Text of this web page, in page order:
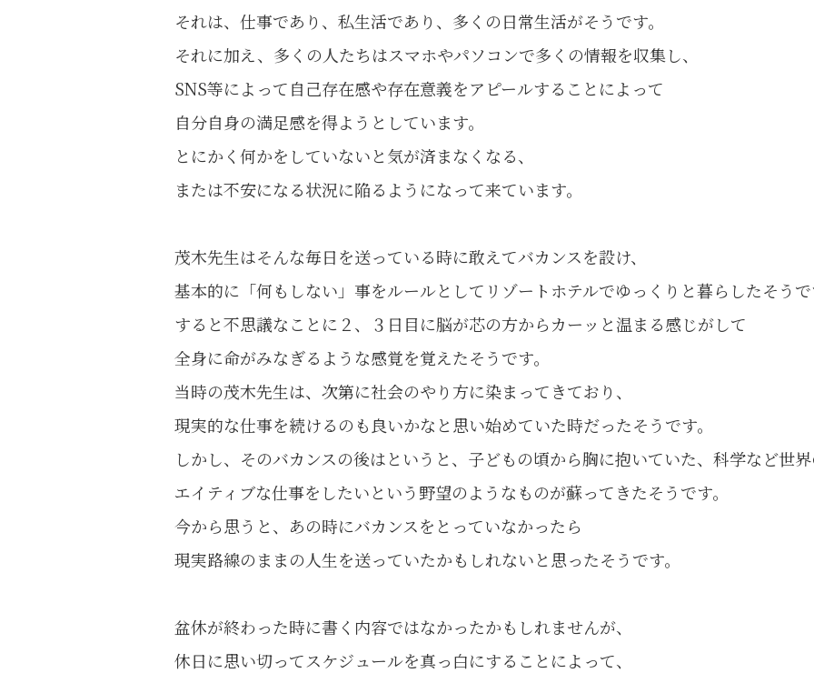
それは、仕事であり、私生活であり、多くの日常生活がそうです。
それに加え、多くの人たちはスマホやパソコンで多くの情報を収集し、
SNS等によって自己存在感や存在意義をアピールすることによって
自分自身の満足感を得ようとしています。
とにかく何かをしていないと気が済まなくなる、
または不安になる状況に陥るようになって来ています。
茂木先生はそんな毎日を送っている時に敢えてバカンスを設け、
基本的に「何もしない」事をルールとしてリゾートホテルでゆっくりと暮らしたそう
すると不思議なことに２、３日目に脳が芯の方からカーッと温まる感じがして
全身に命がみなぎるような感覚を覚えたそうです。
当時の茂木先生は、次第に社会のやり方に染まってきており、
現実的な仕事を続けるのも良いかなと思い始めていた時だったそうです。
しかし、そのバカンスの後はというと、子どもの頃から胸に抱いていた、科学など世
エイティブな仕事をしたいという野望のようなものが蘇ってきたそうです。
今から思うと、あの時にバカンスをとっていなかったら
現実路線のままの人生を送っていたかもしれないと思ったそうです。
盆休が終わった時に書く内容ではなかったかもしれませんが、
休日に思い切ってスケジュールを真っ白にすることによって、